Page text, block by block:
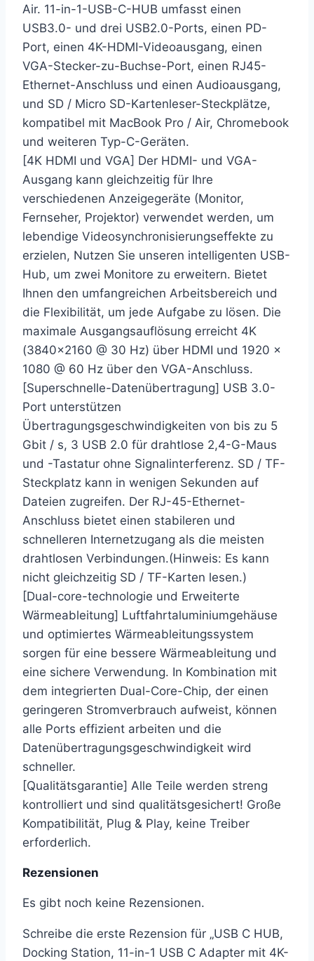
Air. 11-in-1-USB-C-HUB umfasst einen
USB3.0- und drei USB2.0-Ports, einen PD-
Port, einen 4K-HDMI-Videoausgang, einen
VGA-Stecker-zu-Buchse-Port, einen RJ45-
Ethernet-Anschluss und einen Audioausgang,
und SD / Micro SD-Kartenleser-Steckplätze,
kompatibel mit MacBook Pro / Air, Chromebook
und weiteren Typ-C-Geräten.
[4K HDMI und VGA] Der HDMI- und VGA-
Ausgang kann gleichzeitig für Ihre
verschiedenen Anzeigegeräte (Monitor,
Fernseher, Projektor) verwendet werden, um
lebendige Videosynchronisierungseffekte zu
erzielen, Nutzen Sie unseren intelligenten USB-
Hub, um zwei Monitore zu erweitern. Bietet
Ihnen den umfangreichen Arbeitsbereich und
die Flexibilität, um jede Aufgabe zu lösen. Die
maximale Ausgangsauflösung erreicht 4K
(3840×2160 @ 30 Hz) über HDMI und 1920 x
1080 @ 60 Hz über den VGA-Anschluss.
[Superschnelle-Datenübertragung] USB 3.0-
Port unterstützen
Übertragungsgeschwindigkeiten von bis zu 5
Gbit / s, 3 USB 2.0 für drahtlose 2,4-G-Maus
und -Tastatur ohne Signalinterferenz. SD / TF-
Steckplatz kann in wenigen Sekunden auf
Dateien zugreifen. Der RJ-45-Ethernet-
Anschluss bietet einen stabileren und
schnelleren Internetzugang als die meisten
drahtlosen Verbindungen.(Hinweis: Es kann
nicht gleichzeitig SD / TF-Karten lesen.)
[Dual-core-technologie und Erweiterte
Wärmeableitung] Luftfahrtaluminiumgehäuse
und optimiertes Wärmeableitungssystem
sorgen für eine bessere Wärmeableitung und
eine sichere Verwendung. In Kombination mit
dem integrierten Dual-Core-Chip, der einen
geringeren Stromverbrauch aufweist, können
alle Ports effizient arbeiten und die
Datenübertragungsgeschwindigkeit wird
schneller.
[Qualitätsgarantie] Alle Teile werden streng
kontrolliert und sind qualitätsgesichert! Große
Kompatibilität, Plug & Play, keine Treiber
erforderlich.
Rezensionen
Es gibt noch keine Rezensionen.
Schreibe die erste Rezension für „USB C HUB,
Docking Station, 11-in-1 USB C Adapter mit 4K-